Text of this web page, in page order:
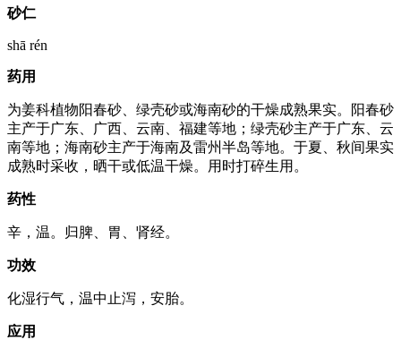
砂仁
shā rén
药用
为姜科植物阳春砂、绿壳砂或海南砂的干燥成熟果实。阳春砂
主产于广东、广西、云南、福建等地；绿壳砂主产于广东、云
南等地；海南砂主产于海南及雷州半岛等地。于夏、秋间果实
成熟时采收，晒干或低温干燥。用时打碎生用。
药性
辛，温。归脾、胃、肾经。
功效
化湿行气，温中止泻，安胎。
应用